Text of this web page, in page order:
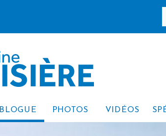
BLOGUE PHOTOS VIDÉOS